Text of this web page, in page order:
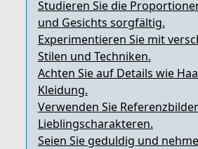
Studieren Sie die
und Gesichts sorgfältig.
Experimentieren Sie mit
Stilen und Techniken.
Achten Sie auf Details wie
Kleidung.
Verwenden Sie
Lieblingscharakteren.
Seien Sie geduldig und